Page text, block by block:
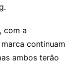
com a
continuam
ambos terão